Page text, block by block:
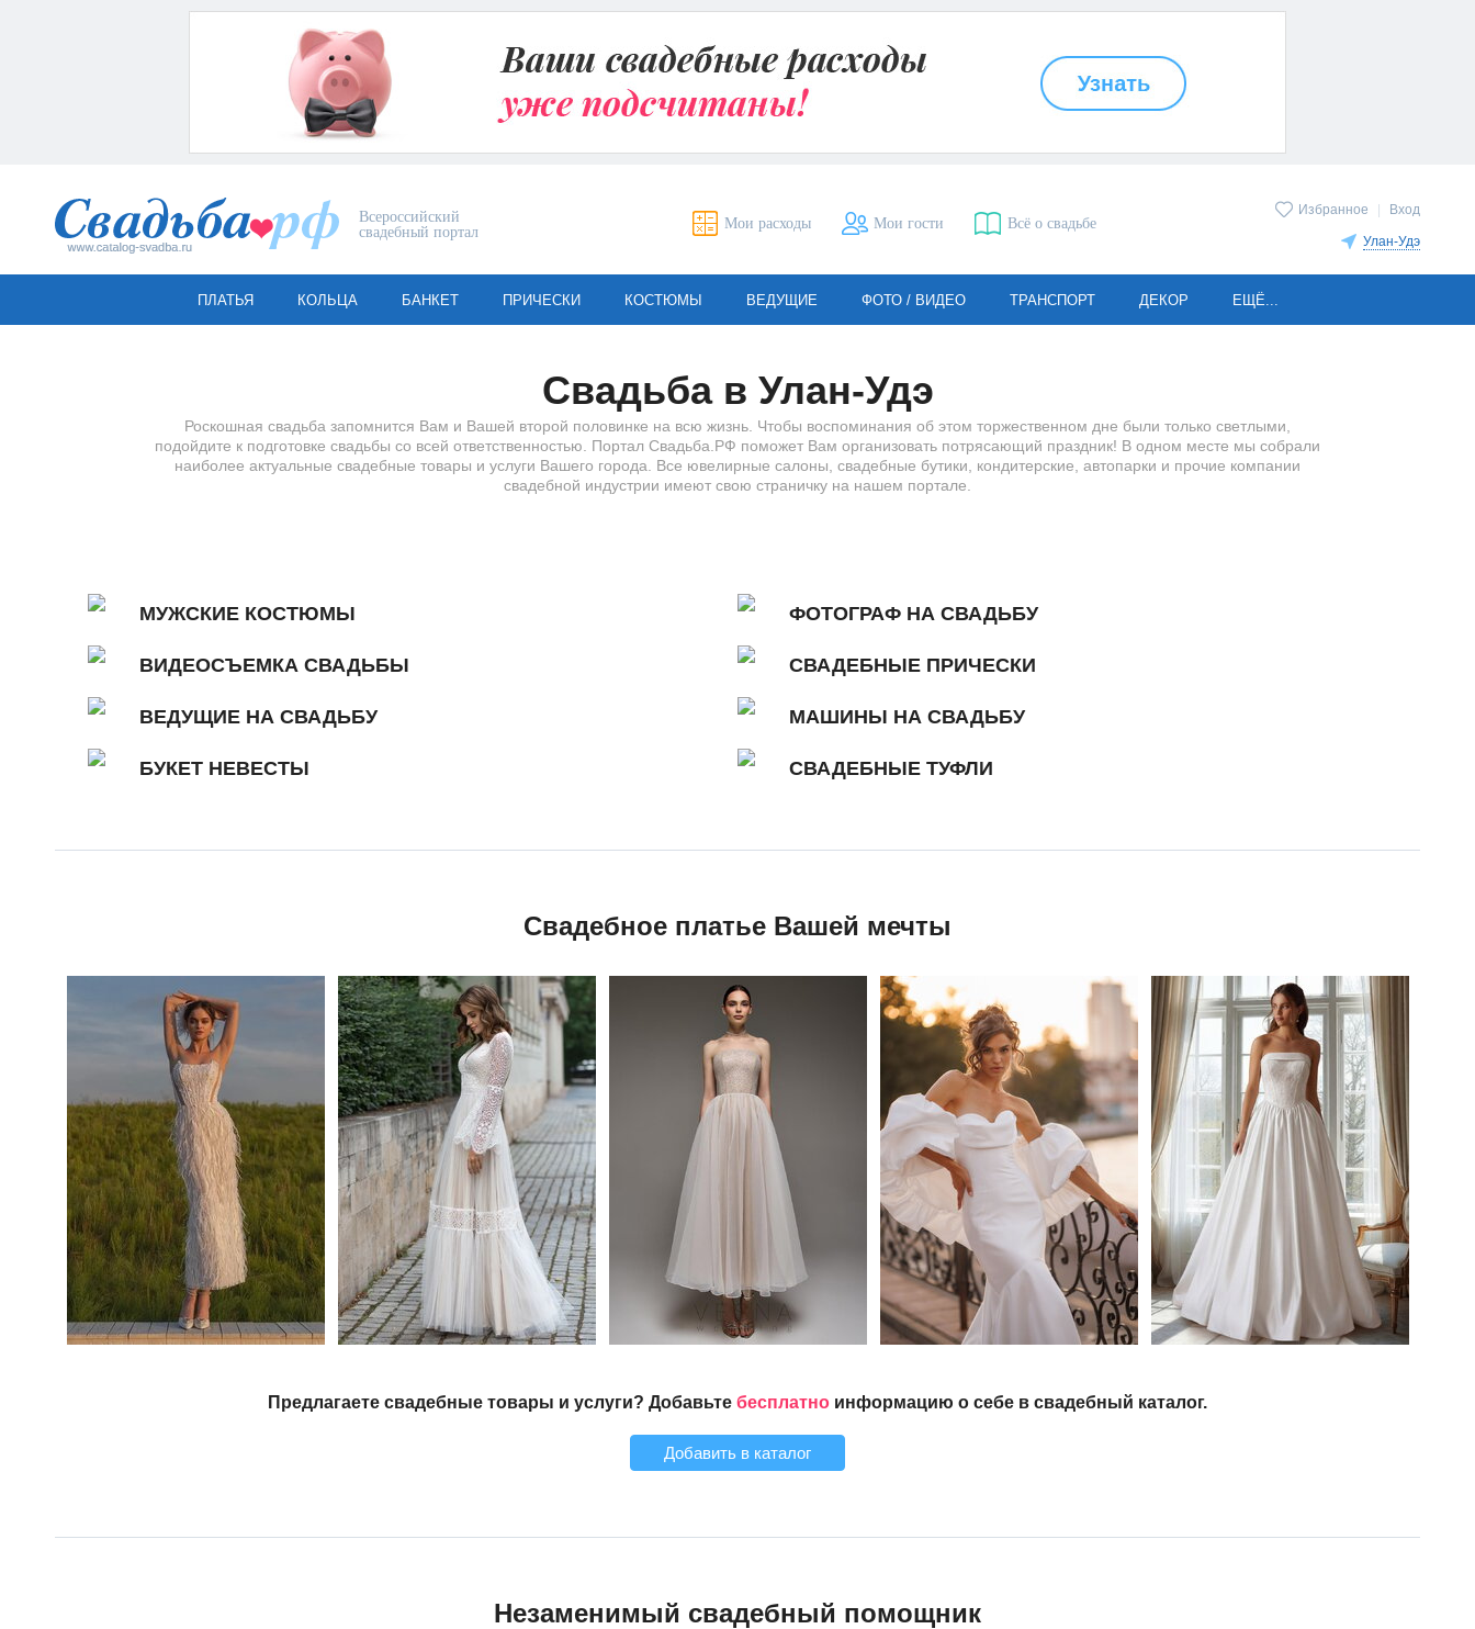
Всероссийский
свадебный портал
Избранное Вход
Улан-Удэ
Мои расходы Мои гости Всё о свадьбе
ПЛАТЬЯ КОЛЬЦА БАНКЕТ ПРИЧЕСКИ КОСТЮМЫ ВЕДУЩИЕ ФОТО / ВИДЕО ТРАНСПОРТ ДЕКОР ЕЩЁ...
Свадьба в Улан-Удэ
Роскошная свадьба запомнится Вам и Вашей второй половинке на всю жизнь. Чтобы воспоминания об этом торжественном дне были только светлыми,
подойдите к подготовке свадьбы со всей ответственностью. Портал Свадьба.РФ поможет Вам организовать потрясающий праздник! В одном месте мы собрали
наиболее актуальные свадебные товары и услуги Вашего города. Все ювелирные салоны, свадебные бутики, кондитерские, автопарки и прочие компании
свадебной индустрии имеют свою страничку на нашем портале.
МУЖСКИЕ КОСТЮМЫ ФОТОГРАФ НА СВАДЬБУ
ВИДЕОСЪЕМКА СВАДЬБЫ СВАДЕБНЫЕ ПРИЧЕСКИ
ВЕДУЩИЕ НА СВАДЬБУ МАШИНЫ НА СВАДЬБУ
БУКЕТ НЕВЕСТЫ СВАДЕБНЫЕ ТУФЛИ
Свадебное платье Вашей мечты
Предлагаете свадебные товары и услуги? Добавьте бесплатно информацию о себе в свадебный каталог.
Добавить в каталог
Незаменимый свадебный помощник